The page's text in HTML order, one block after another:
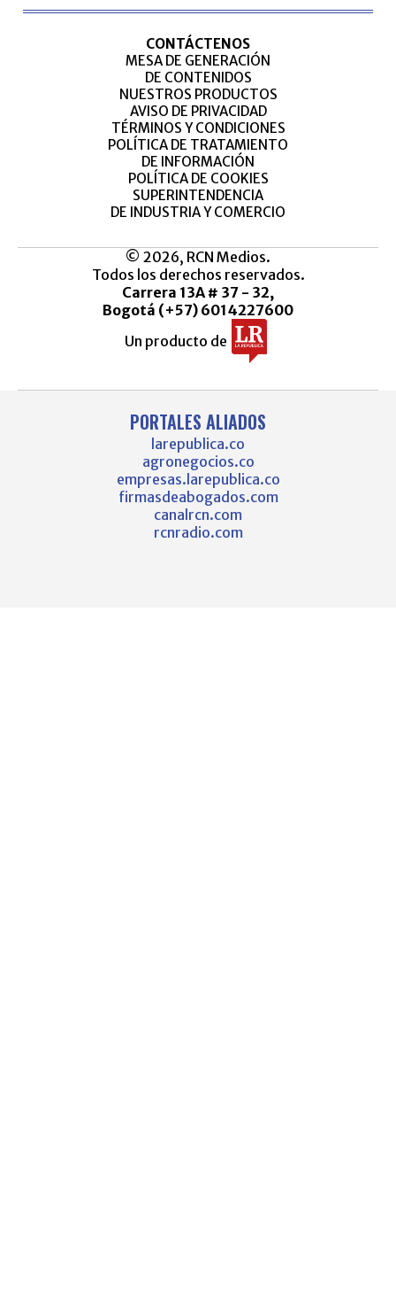
CONTÁCTENOS
MESA DE GENERACIÓN
DE CONTENIDOS
NUESTROS PRODUCTOS
AVISO DE PRIVACIDAD
TÉRMINOS Y CONDICIONES
POLÍTICA DE TRATAMIENTO
DE INFORMACIÓN
POLÍTICA DE COOKIES
SUPERINTENDENCIA
DE INDUSTRIA Y COMERCIO
© 2026, RCN Medios.
Todos los derechos reservados.
Carrera 13A # 37 - 32,
Bogotá (+57) 6014227600
Un producto de
PORTALES ALIADOS
larepublica.co
agronegocios.co
empresas.larepublica.co
firmasdeabogados.com
canalrcn.com
rcnradio.com